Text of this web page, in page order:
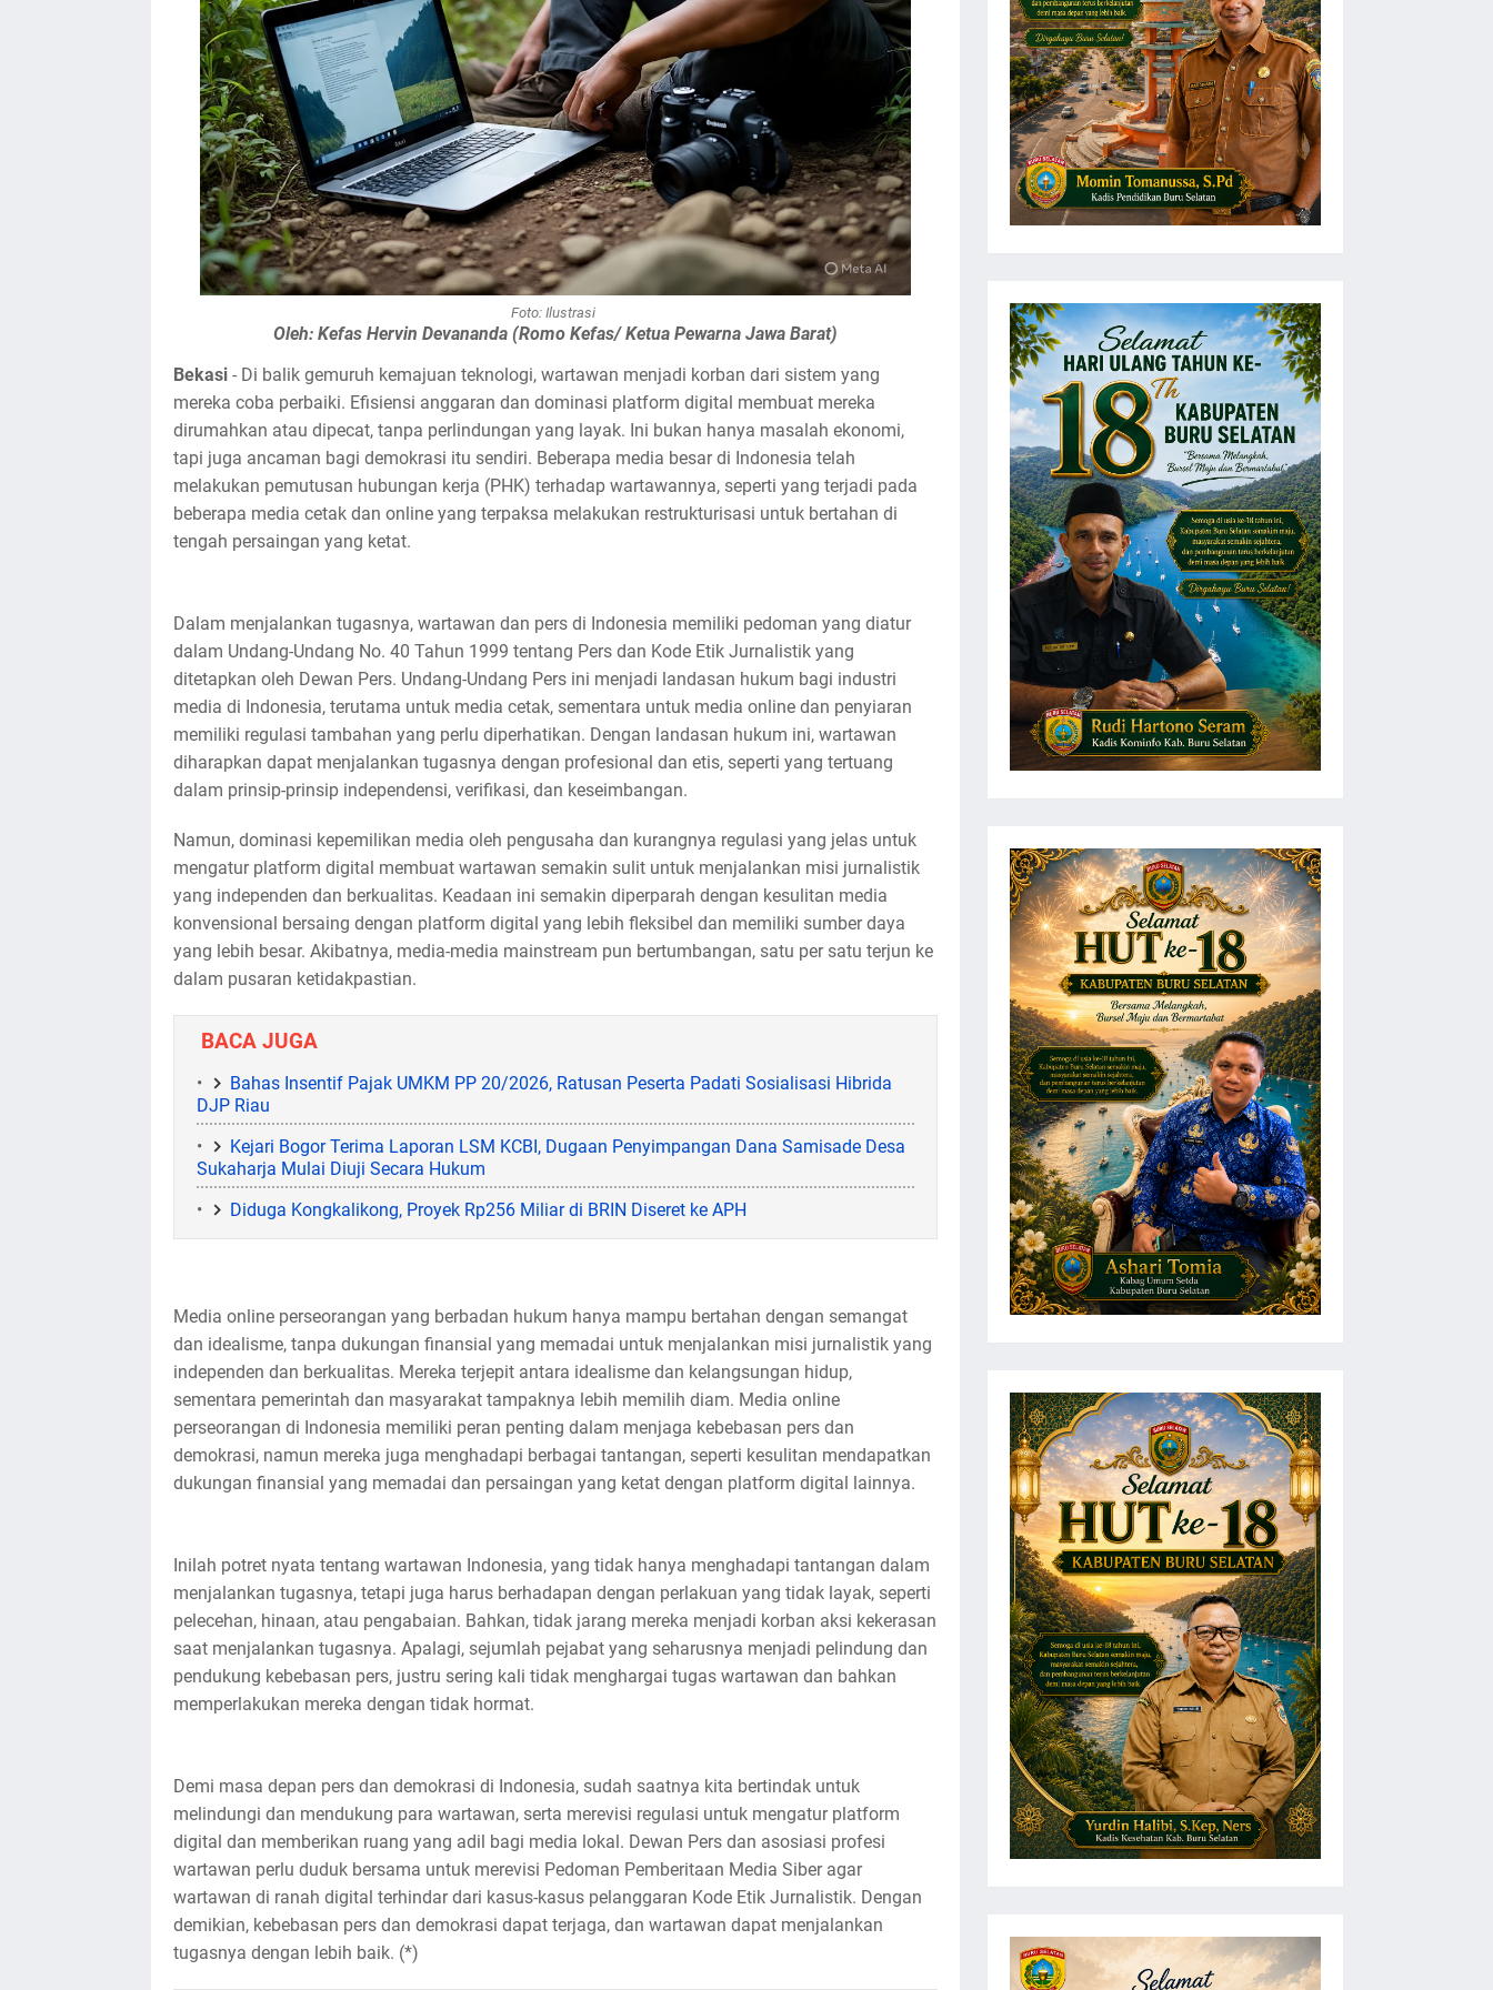
Foto: Ilustrasi
Oleh: Kefas Hervin Devananda (Romo Kefas/ Ketua Pewarna Jawa Barat)
Bekasi- Di balik gemuruh kemajuan teknologi, wartawan menjadi korban dari sistem yang
mereka coba perbaiki. Efisiensi anggaran dan dominasi platform digital membuat mereka
dirumahkan atau dipecat, tanpa perlindungan yang layak. Ini bukan hanya masalah ekonomi,
tapi juga ancaman bagi demokrasi itu sendiri. Beberapa media besar di Indonesia telah
melakukan pemutusan hubungan kerja (PHK) terhadap wartawannya, seperti yang terjadi pada
beberapa media cetak dan online yang terpaksa melakukan restrukturisasi untuk bertahan di
tengah persaingan yang ketat.
Dalam menjalankan tugasnya, wartawan dan pers di Indonesia memiliki pedoman yang diatur
dalam Undang-Undang No. 40 Tahun 1999 tentang Pers dan Kode Etik Jurnalistik yang
ditetapkan oleh Dewan Pers. Undang-Undang Pers ini menjadi landasan hukum bagi industri
media di Indonesia, terutama untuk media cetak, sementara untuk media online dan penyiaran
memiliki regulasi tambahan yang perlu diperhatikan. Dengan landasan hukum ini, wartawan
diharapkan dapat menjalankan tugasnya dengan profesional dan etis, seperti yang tertuang
dalam prinsip-prinsip independensi, verifikasi, dan keseimbangan.
Namun, dominasi kepemilikan media oleh pengusaha dan kurangnya regulasi yang jelas untuk
mengatur platform digital membuat wartawan semakin sulit untuk menjalankan misi jurnalistik
yang independen dan berkualitas. Keadaan ini semakin diperparah dengan kesulitan media
konvensional bersaing dengan platform digital yang lebih fleksibel dan memiliki sumber daya
yang lebih besar. Akibatnya, media-media mainstream pun bertumbangan, satu per satu terjun ke
dalam pusaran ketidakpastian.
BACA JUGA
Bahas Insentif Pajak UMKM PP 20/2026, Ratusan Peserta Padati Sosialisasi Hibrida
DJP Riau
Kejari Bogor Terima Laporan LSM KCBI, Dugaan Penyimpangan Dana Samisade Desa
Sukaharja Mulai Diuji Secara Hukum
Diduga Kongkalikong, Proyek Rp256 Miliar di BRIN Diseret ke APH
Media online perseorangan yang berbadan hukum hanya mampu bertahan dengan semangat
dan idealisme, tanpa dukungan finansial yang memadai untuk menjalankan misi jurnalistik yang
independen dan berkualitas. Mereka terjepit antara idealisme dan kelangsungan hidup,
sementara pemerintah dan masyarakat tampaknya lebih memilih diam. Media online
perseorangan di Indonesia memiliki peran penting dalam menjaga kebebasan pers dan
demokrasi, namun mereka juga menghadapi berbagai tantangan, seperti kesulitan mendapatkan
dukungan finansial yang memadai dan persaingan yang ketat dengan platform digital lainnya.
Inilah potret nyata tentang wartawan Indonesia, yang tidak hanya menghadapi tantangan dalam
menjalankan tugasnya, tetapi juga harus berhadapan dengan perlakuan yang tidak layak, seperti
pelecehan, hinaan, atau pengabaian. Bahkan, tidak jarang mereka menjadi korban aksi kekerasan
saat menjalankan tugasnya. Apalagi, sejumlah pejabat yang seharusnya menjadi pelindung dan
pendukung kebebasan pers, justru sering kali tidak menghargai tugas wartawan dan bahkan
memperlakukan mereka dengan tidak hormat.
Demi masa depan pers dan demokrasi di Indonesia, sudah saatnya kita bertindak untuk
melindungi dan mendukung para wartawan, serta merevisi regulasi untuk mengatur platform
digital dan memberikan ruang yang adil bagi media lokal. Dewan Pers dan asosiasi profesi
wartawan perlu duduk bersama untuk merevisi Pedoman Pemberitaan Media Siber agar
wartawan di ranah digital terhindar dari kasus-kasus pelanggaran Kode Etik Jurnalistik. Dengan
demikian, kebebasan pers dan demokrasi dapat terjaga, dan wartawan dapat menjalankan
tugasnya dengan lebih baik. (*)